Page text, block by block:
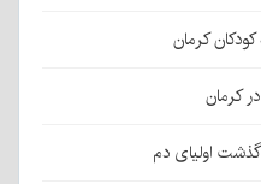
کرمان
اولیای دم